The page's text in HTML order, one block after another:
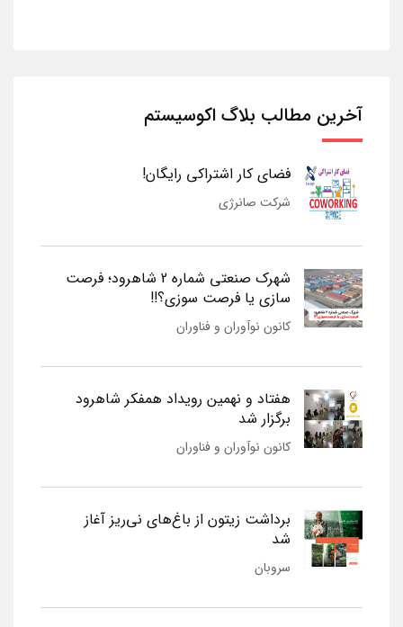
آخرین مطالب بلاگ اکوسیستم
فضای کار اشتراکی رایگان!
شرکت صانرژی
شهرک صنعتی شماره 2 شاهرود؛ فرصت
سازی یا فرصت سوزی؟!!
کانون نوآوران و فناوران
هفتاد و نهمین رویداد همفکر شاهرود
برگزار شد
کانون نوآوران و فناوران
برداشت زیتون از باغ‌های نی‌ریز آغاز
شد
سروبان